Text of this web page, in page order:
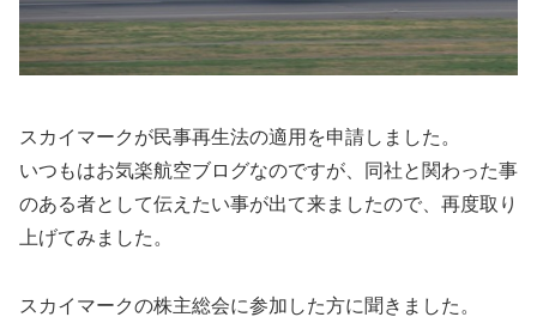
スカイマークが民事再生法の適用を申請しました。
いつもはお気楽航空ブログなのですが、同社と関わった事
のある者として伝えたい事が出て来ましたので、再度取り
上げてみました。
スカイマークの株主総会に参加した方に聞きました。